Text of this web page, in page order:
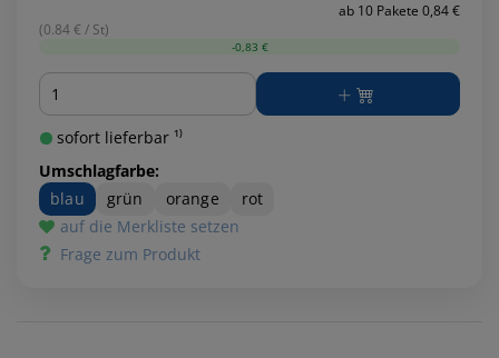
ab 10 Pakete 0,84 €
(0.84 € / St)
-0,83 €
Menge
sofort lieferbar ¹⁾
Umschlagfarbe:
blau
grün orange
rot
auf die Merkliste setzen
Frage zum Produkt